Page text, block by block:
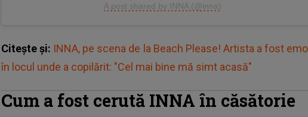
A post shared by INNA (@inna)
Citește și: INNA, pe scena de la Beach Please! Artista a fost
în locul unde a copilărit: "Cel mai bine mă simt acasă"
Cum a fost cerută INNA în căsătorie